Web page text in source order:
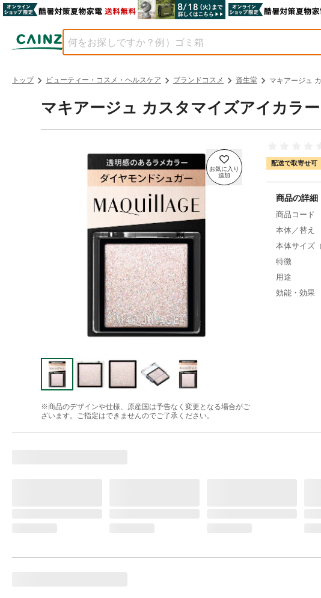
トップ ビューティー・コスメ・ヘルスケア ブランドコスメ 資生堂 マキアージュ
マキアージュ カスタマイズアイカラ
※商品のデザインや仕様、原産国は予告なく変更となる場合がご
ざいます。ご指定はできませんのでご了承ください。
配送で取寄せ可
商品の詳細
商品コード
本体／替え
本体サイズ
特徴
用途
効能・効果